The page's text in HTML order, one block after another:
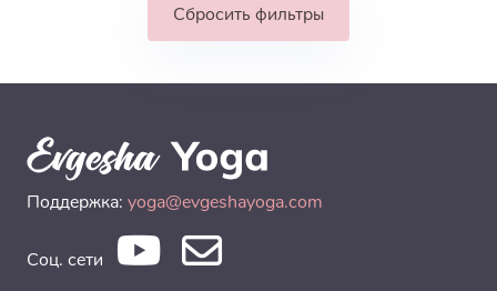
Сбросить фильтры
Поддержка: yoga@evgeshayoga.com
Соц. сети